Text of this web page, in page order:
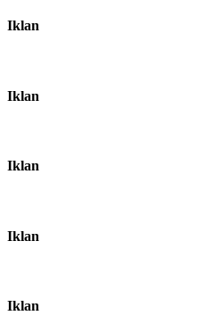
Iklan
Iklan
Iklan
Iklan
Iklan